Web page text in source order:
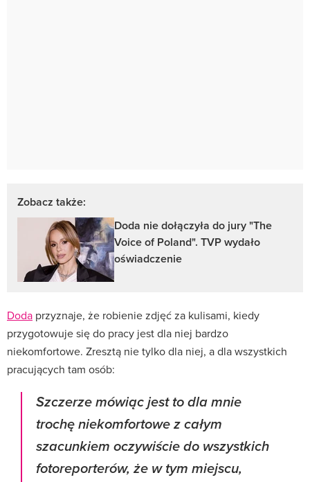
Zobacz także:
Doda nie dołączyła do jury "The
Voice of Poland". TVP wydało
oświadczenie
Doda przyznaje, że robienie zdjęć za kulisami, kiedy
przygotowuje się do pracy jest dla niej bardzo
niekomfortowe. Zresztą nie tylko dla niej, a dla wszystkich
pracujących tam osób:
Szczerze mówiąc jest to dla mnie
trochę niekomfortowe z całym
szacunkiem oczywiście do wszystkich
fotoreporterów, że w tym miejscu,